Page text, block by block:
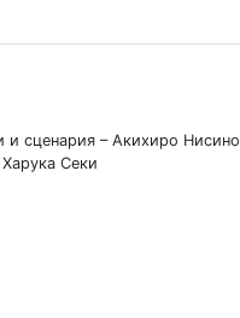
и сценария – Акихиро Нисино
Секи